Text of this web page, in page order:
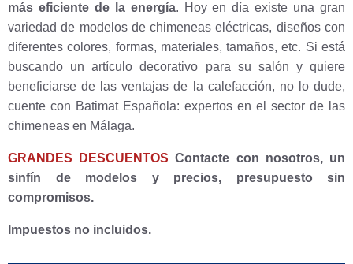
más eficiente de la energía. Hoy en día existe una gran
variedad de modelos de chimeneas eléctricas, diseños con
diferentes colores, formas, materiales, tamaños, etc. Si está
buscando un artículo decorativo para su salón y quiere
beneficiarse de las ventajas de la calefacción, no lo dude,
cuente con Batimat Española: expertos en el sector de las
chimeneas en Málaga.
GRANDES DESCUENTOSContacte con nosotros, un
sinfín de modelos y precios, presupuesto sin
compromisos.
Impuestos no incluidos.